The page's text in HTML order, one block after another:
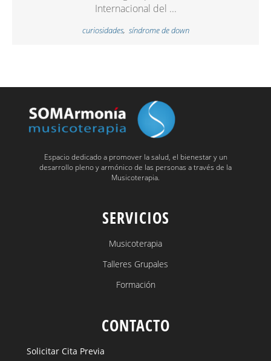
Internacional del ...
curiosidades, síndrome de down
Espacio dedicado a promover la salud, el bienestar y un
desarrollo pleno y armónico de las personas a través de la
Musicoterapia.
SERVICIOS
Musicoterapia
Talleres Grupales
Formación
CONTACTO
Solicitar Cita Previa